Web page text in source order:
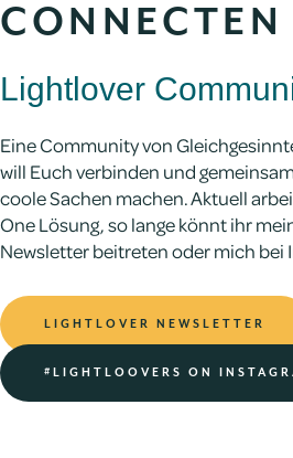
CONNECTEN
Lightlover
Eine Community von
will Euch verbinden und
coole Sachen machen. Aktuell
One Lösung, so lange könnt ihr
Newsletter beitreten oder mich bei
LIGHTLOVER NEWSLETTER
#LIGHTLOOVERS ON